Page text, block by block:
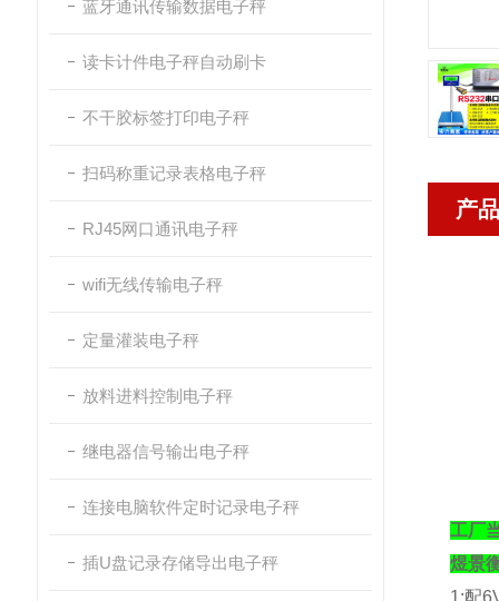
蓝牙通讯传输数据电子秤
读卡计件电子秤自动刷卡
不干胶标签打印电子秤
扫码称重记录表格电子秤
RJ45网口通讯电子秤
wifi无线传输电子秤
定量灌装电子秤
放料进料控制电子秤
继电器信号输出电子秤
连接电脑软件定时记录电子秤
插U盘记录存储导出电子秤
产
工厂
煜景
1:配